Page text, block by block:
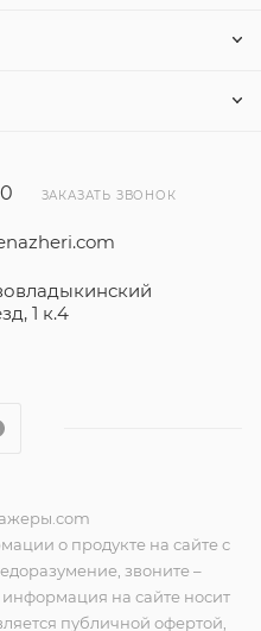
ЗАКАЗАТЬ ЗВОНОК
1 к.4
о продукте на сайте с
звоните –
на сайте носит
публичной офертой,